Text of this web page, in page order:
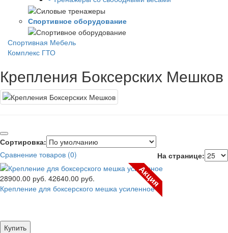
Спортивное оборудование
Спортивная Мебель
Комплекс ГТО
Крепления Боксерских Мешков
Сортировка:
На странице:
Сравнение товаров (0)
Акция
28900.00 руб. 42640.00 руб.
Крепление для боксерского мешка усиленное
Купить